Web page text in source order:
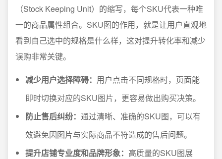
（Stock Keeping Unit）的缩写，每个SKU代表一种唯
一的商品属性组合。SKU图的作用，就是让用户直观地
看到自己选中的规格是什么样，这对提升转化率和减少
误购非常关键。
减少用户选择障碍： 用户点击不同规格时，页面能
即时切换对应的SKU图片，更容易做出购买决策。
防止售后纠纷： 通过清晰、准确的SKU图，可以有
效避免因图片与实际商品不符造成的售后问题。
提升店铺专业度和品牌形象： 高质量的SKU图展